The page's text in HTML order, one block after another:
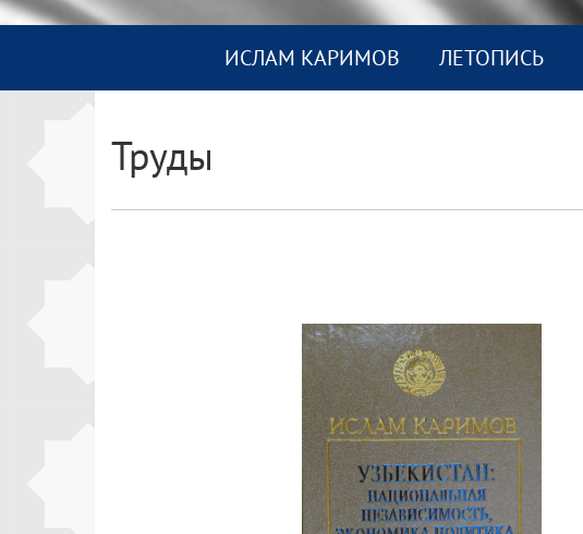
ИСЛАМ КАРИМОВ ЛЕТОПИСЬ
Труды